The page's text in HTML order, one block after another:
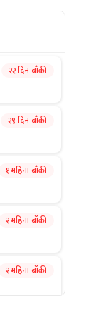
२२ दिन बाँकी
२९ दिन बाँकी
१ महिना बाँकी
२ महिना बाँकी
२ महिना बाँकी